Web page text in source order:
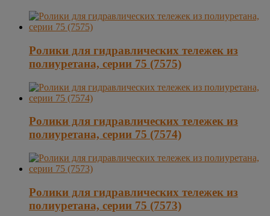
Ролики для гидравлических тележек из
полиуретана, серии 75 (7575)
Ролики для гидравлических тележек из
полиуретана, серии 75 (7574)
Ролики для гидравлических тележек из
полиуретана, серии 75 (7573)